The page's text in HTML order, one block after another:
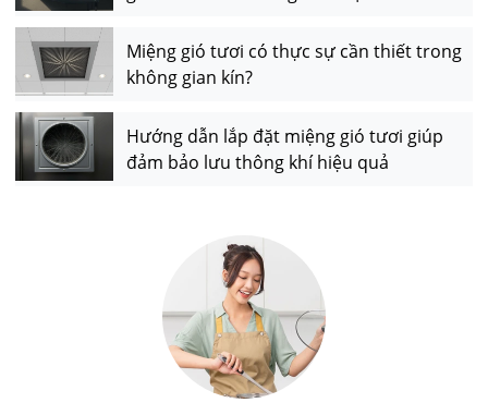
Miệng gió tươi có thực sự cần thiết trong
không gian kín?
Hướng dẫn lắp đặt miệng gió tươi giúp
đảm bảo lưu thông khí hiệu quả